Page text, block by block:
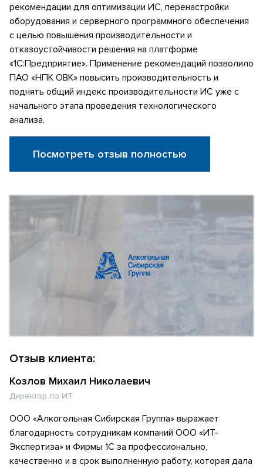
рекомендации для оптимизации ИС, перенастройки
оборудования и серверного программного обеспечения
с целью повышения производительности и
отказоустойчивости решения на платформе
«1С:Предприятие». Применение рекомендаций позволило
ПАО «НПК ОВК» повысить производительность и
поднять общий индекс производительности ИС уже с
начального этапа проведения технологического
анализа.
Посмотреть отзыв полностью
Отзыв клиента:
Козлов Михаил Николаевич
Директор по ИТ
ООО «Алкогольная Сибирская Группа» выражает
благодарность сотрудникам компаний ООО «ИТ-
Экспертиза» и Фирмы 1С за профессионально,
качественно и в срок выполненную работу, которая дала